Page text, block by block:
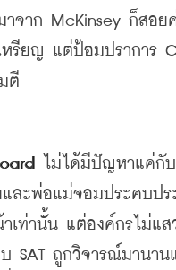
าจาก McKinsey ก็สอย
หรียญ แต่ป้อมปราการ
ตี
ไม่ได้มีปัญหาแค่กั
ละพ่อแม่จอมประคบปร
เท่านั้น แต่องค์กรไม่แส
SAT ถูกวิจารณ์มานาน